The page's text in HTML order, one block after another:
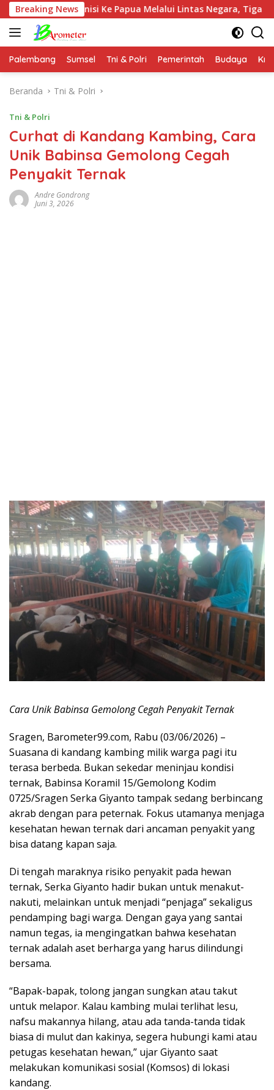
Langsung
ke
konten
Breaking News
Ke Papua Melalui Lintas Negara, Tiga Tersangka
Palembang Sumsel Tni & Polri Pemerintah Budaya
Beranda Tni & Polri
Tni & Polri
Curhat di Kandang Kambing, Cara
Unik Babinsa Gemolong Cegah
Penyakit Ternak
Andre Gondrong
Juni 3, 2026
Cara Unik Babinsa Gemolong Cegah Penyakit Ternak
Sragen, Barometer99.com, Rabu (03/06/2026) –
Suasana di kandang kambing milik warga pagi itu
terasa berbeda. Bukan sekedar meninjau kondisi
ternak, Babinsa Koramil 15/Gemolong Kodim
0725/Sragen Serka Giyanto tampak sedang berbincang
akrab dengan para peternak. Fokus utamanya menjaga
kesehatan hewan ternak dari ancaman penyakit yang
bisa datang kapan saja.
Di tengah maraknya risiko penyakit pada hewan
ternak, Serka Giyanto hadir bukan untuk menakut-
nakuti, melainkan untuk menjadi “penjaga” sekaligus
pendamping bagi warga. Dengan gaya yang santai
namun tegas, ia mengingatkan bahwa kesehatan
ternak adalah aset berharga yang harus dilindungi
bersama.
“Bapak-bapak, tolong jangan sungkan atau takut
untuk melapor. Kalau kambing mulai terlihat lesu,
nafsu makannya hilang, atau ada tanda-tanda tidak
biasa di mulut dan kakinya, segera hubungi kami atau
petugas kesehatan hewan,” ujar Giyanto saat
melakukan komunikasi sosial (Komsos) di lokasi
kandang.